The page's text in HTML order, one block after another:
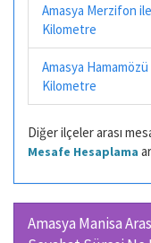
Amasya Merzifon
Kilometre
Amasya Hamamözü
Kilometre
Diğer ilçeler arası
Mesafe Hesaplama
Amasya Manisa